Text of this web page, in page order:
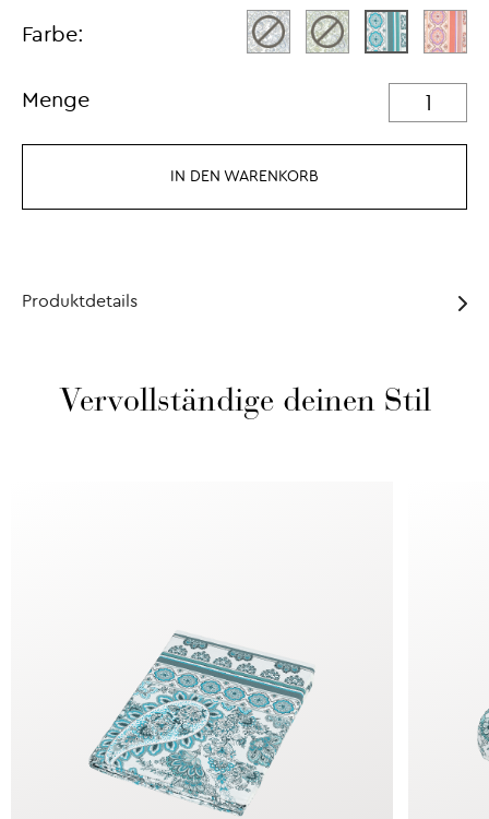
Farbe:
Menge
IN DEN WARENKORB
Produktdetails
Vervollständige deinen Stil